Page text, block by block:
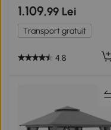
1.109,99 Lei
Transport gratuit
4.8